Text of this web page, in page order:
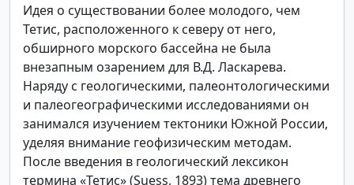
Идея о существовании более молодого, чем
Тетис, расположенного к северу от него,
обширного морского бассейна не была
внезапным озарением для В.Д. Ласкарева.
Наряду с геологическими, палеонтологическими
и палеогеографическими исследованиями он
занимался изучением тектоники Южной России,
уделяя внимание геофизическим методам.
После введения в геологический лексикон
термина «Тетис» (Suess, 1893) тема древнего